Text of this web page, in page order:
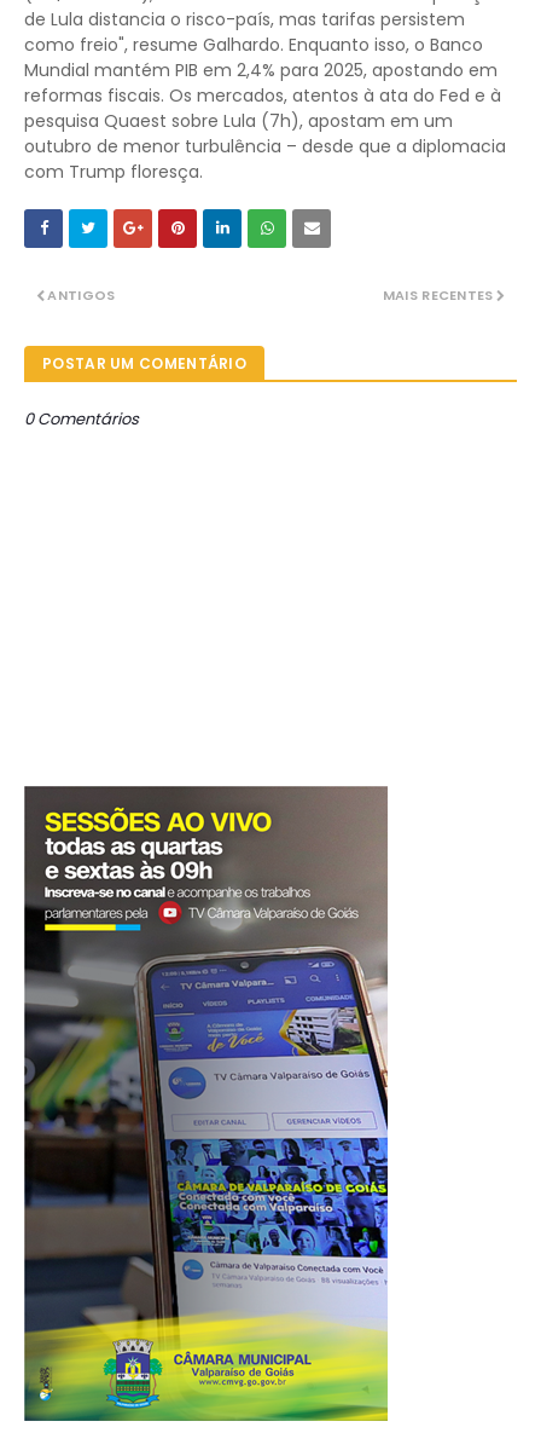
de Lula distancia o risco-país, mas tarifas persistem
como freio", resume Galhardo. Enquanto isso, o Banco
Mundial mantém PIB em 2,4% para 2025, apostando em
reformas fiscais. Os mercados, atentos à ata do Fed e à
pesquisa Quaest sobre Lula (7h), apostam em um
outubro de menor turbulência – desde que a diplomacia
com Trump floresça.
MAIS RECENTES
ANTIGOS
POSTAR UM COMENTÁRIO
0 Comentários